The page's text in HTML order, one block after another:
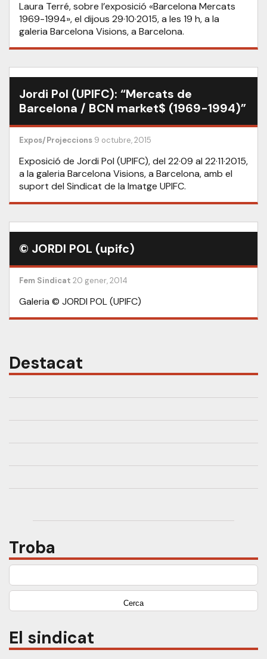
Laura Terré, sobre l’exposició «Barcelona Mercats
1969-1994», el dijous 29·10·2015, a les 19 h, a la
galeria Barcelona Visions, a Barcelona.
Jordi Pol (UPIFC): “Mercats de
Barcelona / BCN market$ (1969-1994)”
Expos/Projeccions 9 octubre, 2015
Exposició de Jordi Pol (UPIFC), del 22·09 al 22·11·2015,
a la galeria Barcelona Visions, a Barcelona, amb el
suport del Sindicat de la Imatge UPIFC.
© JORDI POL (upifc)
Fem Sindicat 20 gener, 2014
Galeria © JORDI POL (UPIFC)
Destacat
Troba
Cerca:
El sindicat